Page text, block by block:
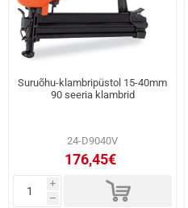
Suruõhu-klambripüstol 15-40mm
90 seeria klambrid
24-D9040V
176,45€
i
h d